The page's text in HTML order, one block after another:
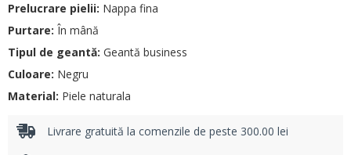
Prelucrare pielii: Nappa fina
Purtare: În mână
Tipul de geantă: Geantă business
Culoare: Negru
Material: Piele naturala
Livrare gratuită la comenzile de peste 300.00 lei